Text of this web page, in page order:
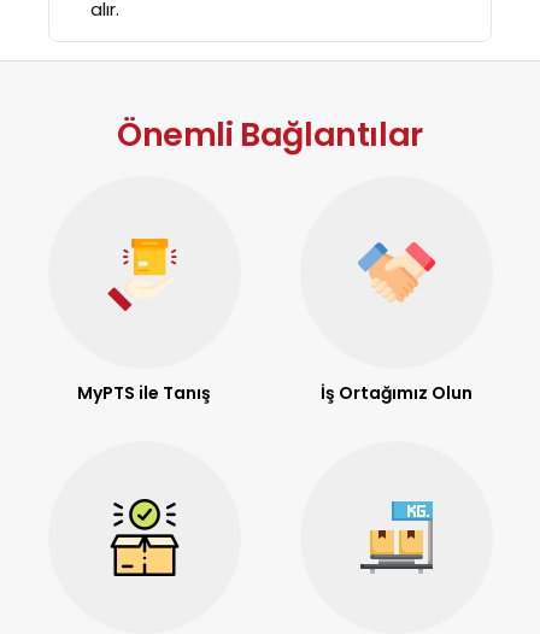
alır.
Önemli Bağlantılar
MyPTS ile Tanış İş Ortağımız Olun